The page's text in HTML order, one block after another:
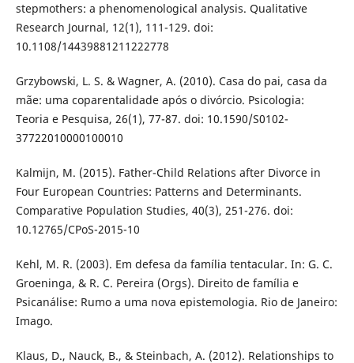
stepmothers: a phenomenological analysis. Qualitative
Research Journal, 12(1), 111-129. doi:
10.1108/14439881211222778
Grzybowski, L. S. & Wagner, A. (2010). Casa do pai, casa da
mãe: uma coparentalidade após o divórcio. Psicologia:
Teoria e Pesquisa, 26(1), 77-87. doi: 10.1590/S0102-
37722010000100010
Kalmijn, M. (2015). Father-Child Relations after Divorce in
Four European Countries: Patterns and Determinants.
Comparative Population Studies, 40(3), 251-276. doi:
10.12765/CPoS-2015-10
Kehl, M. R. (2003). Em defesa da família tentacular. In: G. C.
Groeninga, & R. C. Pereira (Orgs). Direito de família e
Psicanálise: Rumo a uma nova epistemologia. Rio de Janeiro:
Imago.
Klaus, D., Nauck, B., & Steinbach, A. (2012). Relationships to